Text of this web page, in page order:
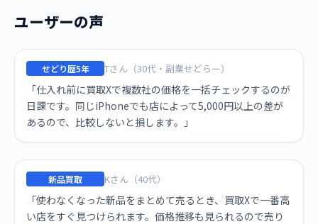
ユーザーの声
せどり歴5年 Tさん（30代・副業せどらー）
「仕入れ前に買取Xで複数社の価格を一括チェックするのが
日課です。同じiPhoneでも店によって5,000円以上の差が
あるので、比較しないと損します。」
新品買取 Kさん（40代）
「使わなくなった新品をまとめて売るとき、買取Xで一番高
い店をすぐ見つけられます。価格推移も見られるので売り